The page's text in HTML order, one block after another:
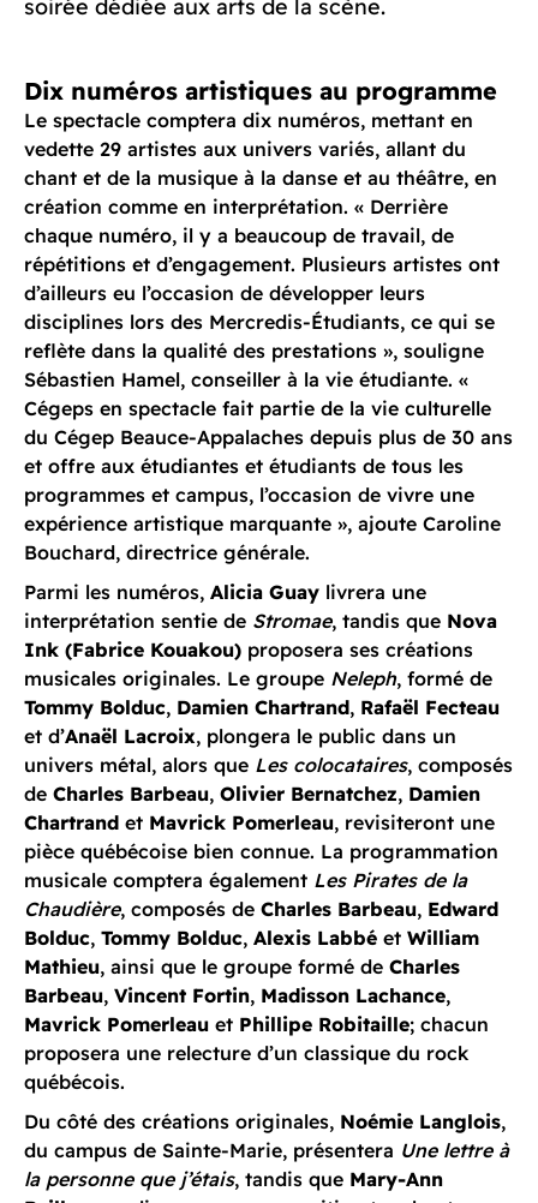
soirée dédiée aux arts de la scène.
Dix numéros artistiques au programme
Le spectacle comptera dix numéros, mettant en
vedette 29 artistes aux univers variés, allant du
chant et de la musique à la danse et au théâtre, en
création comme en interprétation. « Derrière
chaque numéro, il y a beaucoup de travail, de
répétitions et d’engagement. Plusieurs artistes ont
d’ailleurs eu l’occasion de développer leurs
disciplines lors des Mercredis-Étudiants, ce qui se
reflète dans la qualité des prestations », souligne
Sébastien Hamel, conseiller à la vie étudiante. «
Cégeps en spectacle fait partie de la vie culturelle
du Cégep Beauce-Appalaches depuis plus de 30 ans
et offre aux étudiantes et étudiants de tous les
programmes et campus, l’occasion de vivre une
expérience artistique marquante », ajoute Caroline
Bouchard, directrice générale.
Parmi les numéros, Alicia Guay livrera une
interprétation sentie de Stromae, tandis que Nova
Ink (Fabrice Kouakou) proposera ses créations
musicales originales. Le groupe Neleph, formé de
Tommy Bolduc, Damien Chartrand, Rafaël Fecteau
et d’Anaël Lacroix, plongera le public dans un
univers métal, alors que Les colocataires, composés
de Charles Barbeau, Olivier Bernatchez, Damien
Chartrand et Mavrick Pomerleau, revisiteront une
pièce québécoise bien connue. La programmation
musicale comptera également Les Pirates de la
Chaudière, composés de Charles Barbeau, Edward
Bolduc, Tommy Bolduc, Alexis Labbé et William
Mathieu, ainsi que le groupe formé de Charles
Barbeau, Vincent Fortin, Madisson Lachance,
Mavrick Pomerleau et Phillipe Robitaille; chacun
proposera une relecture d’un classique du rock
québécois.
Du côté des créations originales, Noémie Langlois,
du campus de Sainte-Marie, présentera Une lettre à
la personne que j’étais, tandis que Mary-Ann